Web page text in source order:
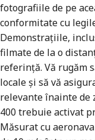
fotografiile de pe
conformitate cu
Demonstrațiile,
filmate de la o
referință. Vă rugăm
locale și să vă
relevante înainte
400 trebuie activat
Măsurat cu